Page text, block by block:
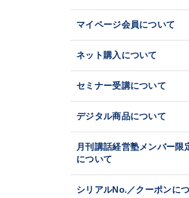
マイページ会員について
ネット購入について
セミナー受講について
デジタル商品について
月刊講話経営塾メンバー限
について
シリアルNo.／クーポンに